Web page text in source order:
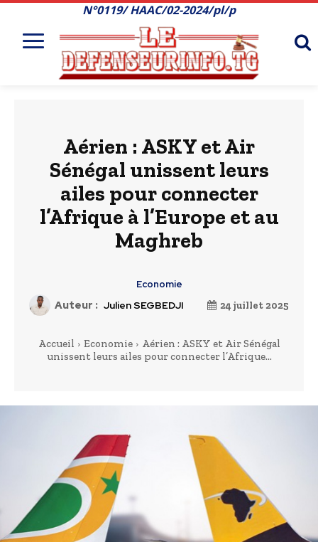
N°0119/ HAAC/02-2024/pl/p
Aérien : ASKY et Air
Sénégal unissent leurs
ailes pour connecter
l’Afrique à l’Europe et au
Maghreb
Economie
Auteur : Julien SEGBEDJI 24 juillet 2025
Accueil Economie
Aérien : ASKY et Air Sénégal
unissent leurs ailes pour connecter l’Afrique...